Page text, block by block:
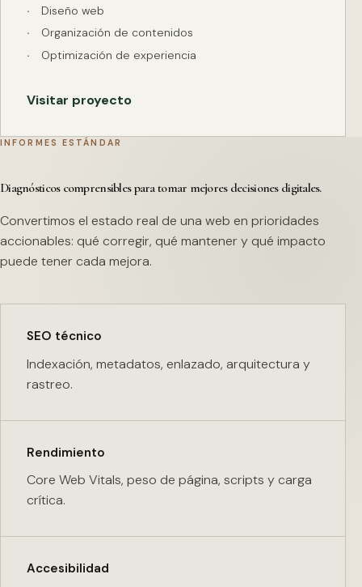
Diseño web
Organización de contenidos
Optimización de experiencia
Visitar proyecto
INFORMES ESTÁNDAR
Diagnósticos comprensibles para tomar mejores decisiones digitales.
Convertimos el estado real de una web en prioridades
accionables: qué corregir, qué mantener y qué impacto
puede tener cada mejora.
SEO técnico
Indexación, metadatos, enlazado, arquitectura y
rastreo.
Rendimiento
Core Web Vitals, peso de página, scripts y carga
crítica.
Accesibilidad